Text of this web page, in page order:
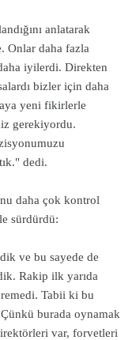
anlatarak
Onlar daha fazla
iyilerdi. Direkten
bizler için daha
yeni fikirlerle
gerekiyordu.
dedi.
daha çok kontrol
sürdürdü:
ve bu sayede de
Rakip ilk yarıda
Tabii ki bu
burada oynamak
var, forvetleri